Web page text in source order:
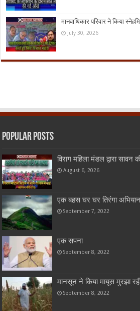
मानवाधिकार परिवार ने किया
July 30, 2026
Popular Posts
विराग महिला मंडल द्वारा
August 6, 2026
एक बहस घर घर तिरंगा
September 7, 2022
एक सपना
September 8, 2022
मानसून ने किया मायूस मुरझा
September 8, 2022